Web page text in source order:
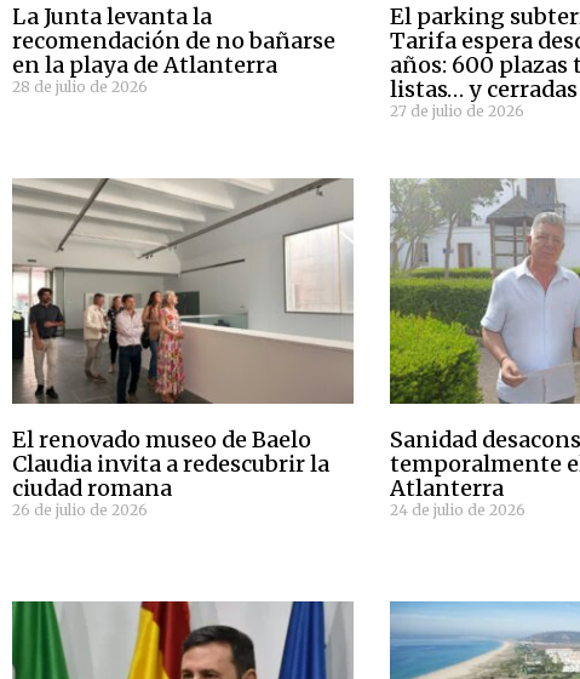
La Junta levanta la
recomendación de no bañarse
en la playa de Atlanterra
28 de julio de 2026
El parking
Tarifa espera
años: 600 plazas
listas… y cerradas
27 de julio de 2026
El renovado museo de Baelo
Claudia invita a redescubrir la
ciudad romana
26 de julio de 2026
Sanidad
temporalmente
Atlanterra
24 de julio de 2026